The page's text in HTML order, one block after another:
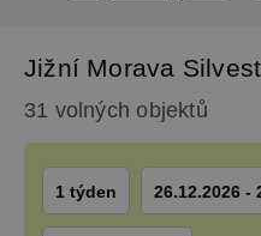
Jižní Morava
31 volných objektů
1 týden 26.12.2026 -